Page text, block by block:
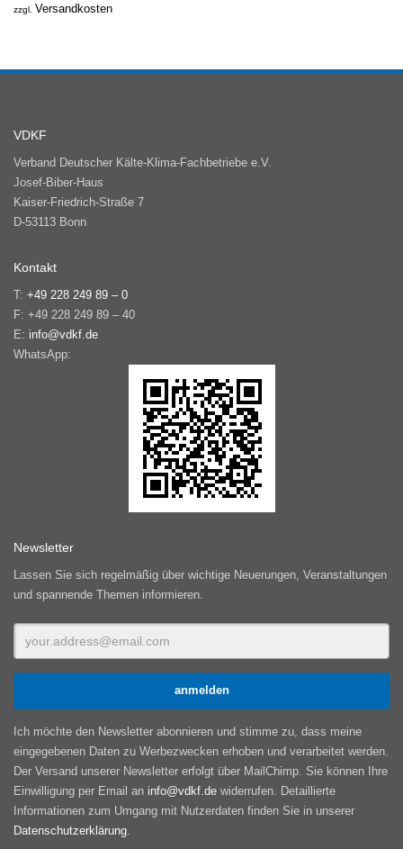
zzgl. Versandkosten
VDKF
Verband Deutscher Kälte-Klima-Fachbetriebe e.V.
Josef-Biber-Haus
Kaiser-Friedrich-Straße 7
D-53113 Bonn
Kontakt
T: +49 228 249 89 – 0
F: +49 228 249 89 – 40
E: info@vdkf.de
WhatsApp:
Newsletter
Lassen Sie sich regelmäßig über wichtige Neuerungen, Veranstaltungen
und spannende Themen informieren.
Ich möchte den Newsletter abonnieren und stimme zu, dass meine
eingegebenen Daten zu Werbezwecken erhoben und verarbeitet werden.
Der Versand unserer Newsletter erfolgt über MailChimp. Sie können Ihre
Einwilligung per Email an info@vdkf.de widerrufen. Detaillierte
Informationen zum Umgang mit Nutzerdaten finden Sie in unserer
Datenschutzerklärung